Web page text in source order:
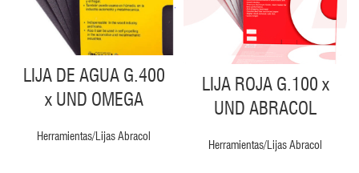
LIJA DE AGUA G.400
x UND OMEGA
Herramientas/Lijas Abracol
LIJA ROJA G.100 x
UND ABRACOL
Herramientas/Lijas Abracol